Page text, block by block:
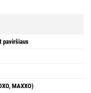
paviršiaus
MAXXO)